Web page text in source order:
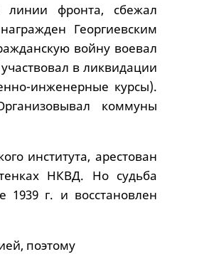
фронта, сбежал
Георгиевским
войну воевал
в ликвидации
инженерные курсы).
коммуны
института, арестован
НКВД. Но судьба
г. и восстановлен
поэтому